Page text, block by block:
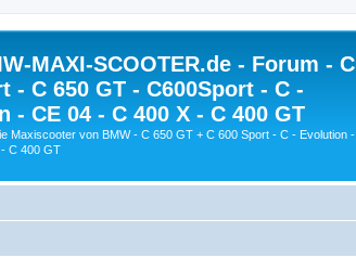
MAXI-SCOOTER.de - Forum - C
- C 650 GT - C600Sport - C -
- CE 04 - C 400 X - C 400 GT
Maxiscooter von BMW - C 650 GT + C 600 Sport - C - Evolution -
C 400 GT